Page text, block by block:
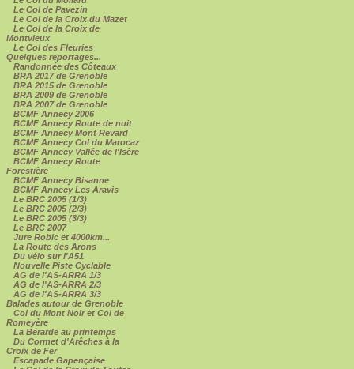
Le Col de Pavezin
Le Col de la Croix du Mazet
Le Col de la Croix de
Montvieux
Le Col des Fleuries
Quelques reportages...
Randonnée des Côteaux
BRA 2017 de Grenoble
BRA 2015 de Grenoble
BRA 2009 de Grenoble
BRA 2007 de Grenoble
BCMF Annecy 2006
BCMF Annecy Route de nuit
BCMF Annecy Mont Revard
BCMF Annecy Col du Marocaz
BCMF Annecy Vallée de l'Isère
BCMF Annecy Route
Forestière
BCMF Annecy Bisanne
BCMF Annecy Les Aravis
Le BRC 2005 (1/3)
Le BRC 2005 (2/3)
Le BRC 2005 (3/3)
Le BRC 2007
Jure Robic et 4000km...
La Route des Arons
Du vélo sur l'A51
Nouvelle Piste Cyclable
AG de l'AS-ARRA 1/3
AG de l'AS-ARRA 2/3
AG de l'AS-ARRA 3/3
Balades autour de Grenoble
Col du Mont Noir et Col de
Romeyère
La Bérarde au printemps
Du Cormet d'Arêches à la
Croix de Fer
Escapade Gapençaise